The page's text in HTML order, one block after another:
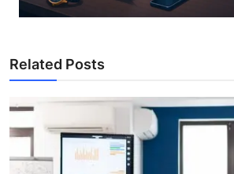
Related Posts